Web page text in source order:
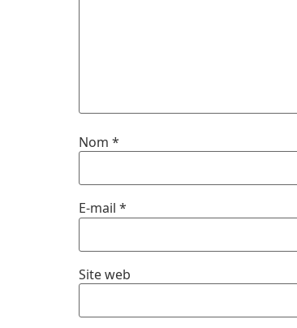
Nom *
E-mail *
Site web